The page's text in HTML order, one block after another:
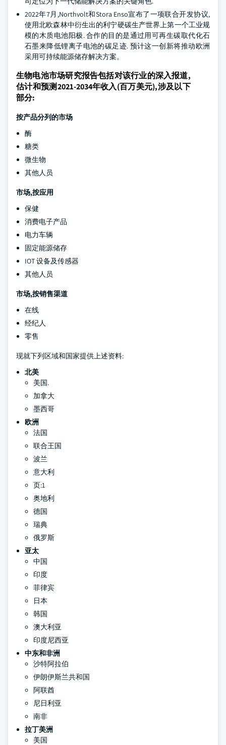
2022年7月,Northvolt和Stora Enso宣布了一项联合开发协议,
使用北欧森林中衍生出的利宁硬碳生产世界上第一个工业规
模的木质电池阳极. 合作的目的是通过用可再生碳取代化石
石墨来降低锂离子电池的碳足迹. 预计这一创新将推动欧洲
采用可持续能源储存解决方案。
生物电池市场研究报告包括对该行业的深入报道,
估计和预测2021-2034年收入(百万美元),涉及以下
部分:
按产品分列的市场
酶
糖类
微生物
其他人员
市场,按应用
保健
消费电子产品
电力车辆
固定能源储存
IOT 设备及传感器
其他人员
市场,按销售渠道
在线
经纪人
零售
现就下列区域和国家提供上述资料:
北美
美国.
加拿大
墨西哥
欧洲
法国
联合王国
波兰
意大利
页:1
奥地利
德国
瑞典
俄罗斯
亚太
中国
印度
菲律宾
日本
韩国
澳大利亚
印度尼西亚
中东和非洲
沙特阿拉伯
伊朗伊斯兰共和国
阿联酋
尼日利亚
南非
拉丁美洲
美国